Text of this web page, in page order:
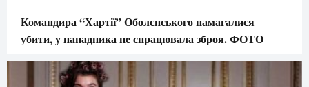
Командира “Хартії” Оболєнського намагалися
убити, у нападника не спрацювала зброя. ФОТО